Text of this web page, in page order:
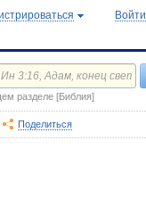
Войти
разделе [Библия]
Поделиться